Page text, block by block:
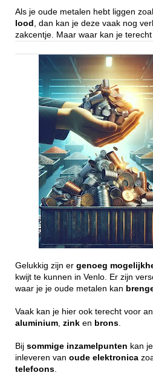
Als je oude metalen hebt liggen
lood , dan kan je deze vaak nog
zakcentje. Maar waar kan je
Gelukkig zijn er genoeg
kwijt te kunnen in Venlo. Er zijn
waar je je oude metalen kan
Vaak kan je hier ook terecht voor
aluminium, zink en brons.
Bij sommige inzamelpunten kan
inleveren van oude elektronica
telefoons.